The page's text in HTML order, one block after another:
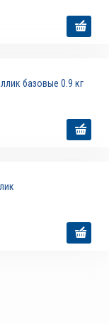
базовые 0.9 кг